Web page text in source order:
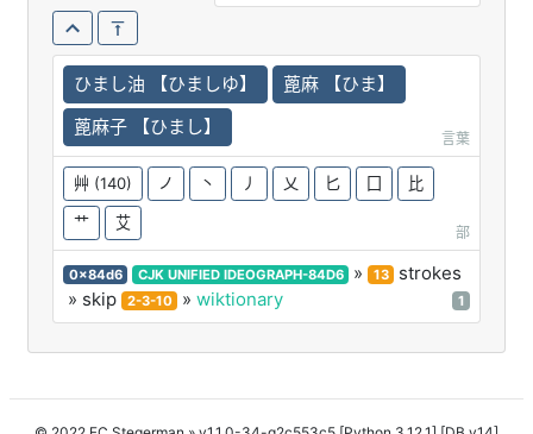
ひまし油 【ひましゆ】
蓖麻 【ひま】
蓖麻子 【ひまし】
言葉
艸 (140) ノ 丶 丿 乂 匕 囗 比
艹 艾
部
0x84d6 CJK UNIFIED IDEOGRAPH-84D6 » 13
strokes
» skip
2-3-10 » wiktionary 1